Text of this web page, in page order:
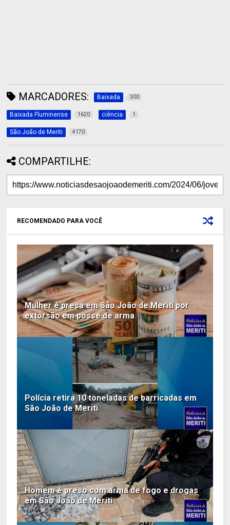
MARCADORES: Baixada 300
Baixada Fluminense 1620 ciência 1
São João de Meriti 4170
COMPARTILHE:
RECOMENDADO PARA VOCÊ
Mulher é presa em São João de Meriti por
extorsão em posse de arma
Polícia retira 10 toneladas de barricadas em
São João de Meriti
Homem é preso com arma de fogo e drogas
em São João de Meriti